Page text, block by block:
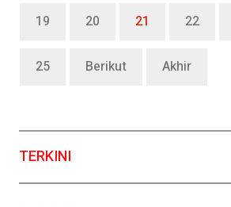
19 20 21 22
25 Berikut Akhir
TERKINI